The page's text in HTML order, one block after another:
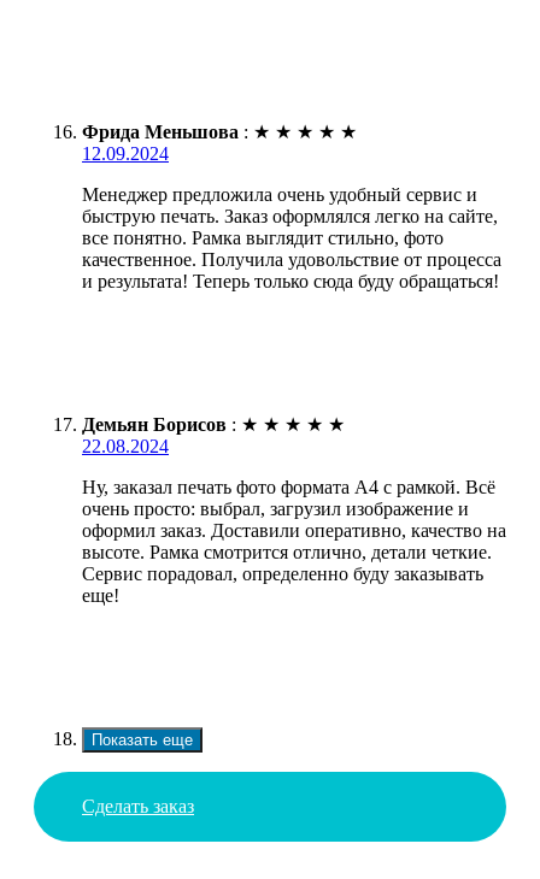
Фрида Меньшова : ★ ★ ★ ★ ★
12.09.2024
Менеджер предложила очень удобный сервис и
быструю печать. Заказ оформлялся легко на сайте,
все понятно. Рамка выглядит стильно, фото
качественное. Получила удовольствие от процесса
и результата! Теперь только сюда буду обращаться!
Демьян Борисов : ★ ★ ★ ★ ★
22.08.2024
Ну, заказал печать фото формата А4 с рамкой. Всё
очень просто: выбрал, загрузил изображение и
оформил заказ. Доставили оперативно, качество на
высоте. Рамка смотрится отлично, детали четкие.
Сервис порадовал, определенно буду заказывать
еще!
Показать еще
Сделать заказ